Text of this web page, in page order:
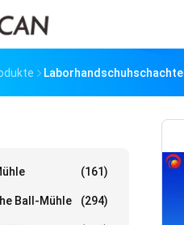
Laborhandschuhschachtel
(161)
Ball-Mühle (294)